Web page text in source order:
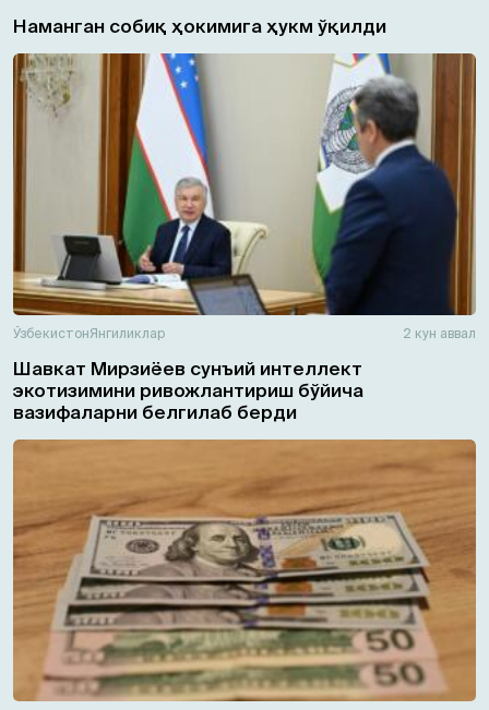
Наманган собиқ ҳокимига ҳукм ўқилди
ЎзбекистонЯнгиликлар 2 кун аввал
Шавкат Мирзиёев сунъий интеллект
экотизимини ривожлантириш бўйича
вазифаларни белгилаб берди